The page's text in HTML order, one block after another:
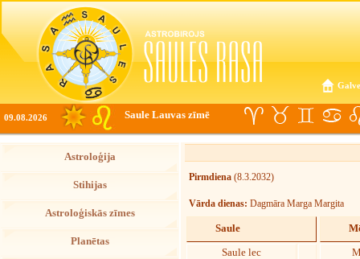
09.08.2026 Saule Lauvas zīmē
Astroloģija
Stihijas
Astroloģiskās zīmes
Planētas
Pirmdiena (8.3.2032)
Vārda dienas: Dagmāra Marga Margita
Saule
Saule lec